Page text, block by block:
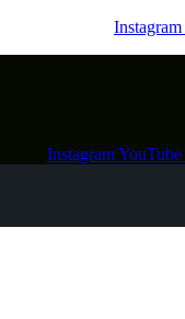
Instagram
InstagramYouTube